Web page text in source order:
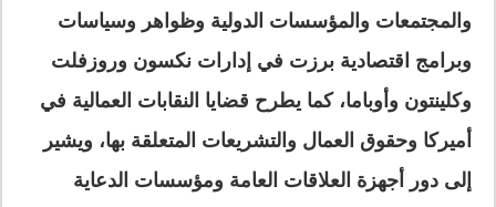
والمجتمعات والمؤسسات الدولية وظواهر وسياسات
وبرامج اقتصادية برزت في إدارات نكسون وروزفلت
وكلينتون وأوباما، كما يطرح قضايا النقابات العمالية في
أميركا وحقوق العمال والتشريعات المتعلقة بها، ويشير
إلى دور أجهزة العلاقات العامة ومؤسسات الدعاية